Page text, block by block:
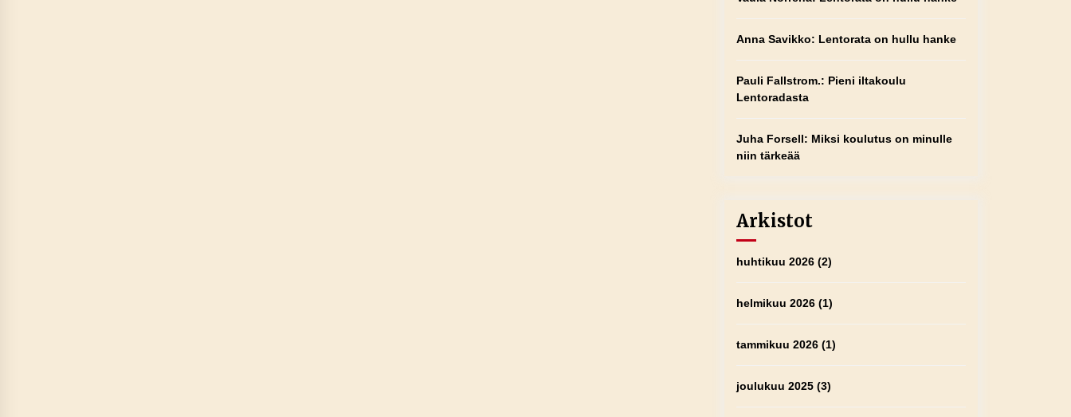
Anna Savikko: Lentorata on hullu hanke
Pauli Fallstrom.: Pieni iltakoulu
Lentoradasta
Juha Forsell: Miksi koulutus on minulle
niin tärkeää
Arkistot
huhtikuu 2026 (2)
helmikuu 2026 (1)
tammikuu 2026 (1)
joulukuu 2025 (3)